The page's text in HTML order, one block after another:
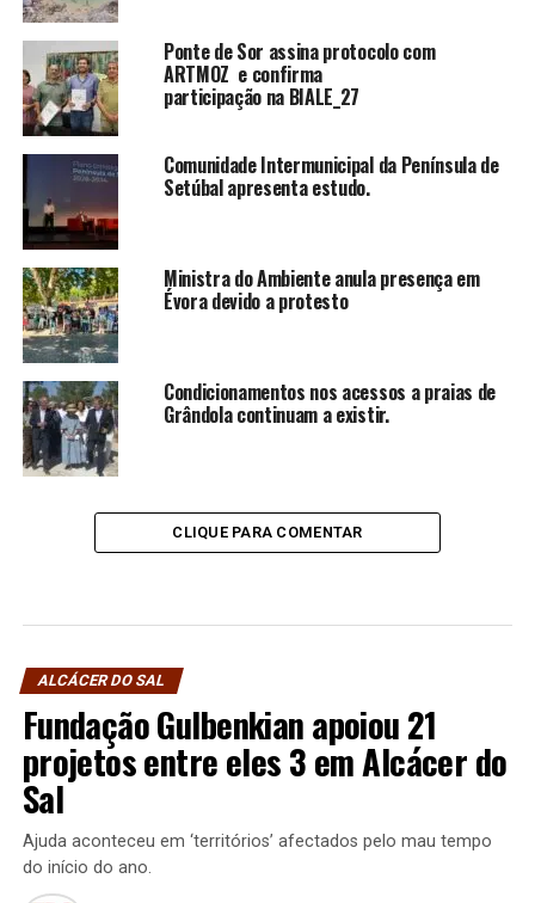
Ponte de Sor assina protocolo com
ARTMOZ e confirma
participação na BIALE_27
Comunidade Intermunicipal da Península de
Setúbal apresenta estudo.
Ministra do Ambiente anula presença em
Évora devido a protesto
Condicionamentos nos acessos a praias de
Grândola continuam a existir.
CLIQUE PARA COMENTAR
ALCÁCER DO SAL
Fundação Gulbenkian apoiou 21
projetos entre eles 3 em Alcácer do
Sal
Ajuda aconteceu em ‘territórios’ afectados pelo mau tempo
do início do ano.